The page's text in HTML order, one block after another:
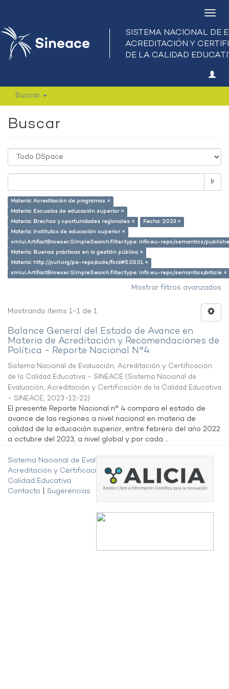
Buscar
Buscar
Ir
Materia: Acreditación de programas ×
Materia: Escuelas de educación superior ×
Materia: Brechas y oportunidades regionales ×
Fecha: 2023 ×
Materia: Institutos de educación superior ×
xmlui.ArtifactBrowser.SimpleSearch.filter.type: info:eu-repo/semantics/
Materia: Buenas prácticas en la gestión pública ×
Materia: http://purl.org/pe-repo/ocde/ford#5.03.01 ×
xmlui.ArtifactBrowser.SimpleSearch.filter.type: info:eu-repo/semantics/article ×
Mostrar filtros avanzados
Mostrando ítems 1-1 de 1
Balance General del Estado de Avance en
Materia de Acreditación y Recomendaciones de
Política - Reporte Nacional N°4.
Sistema Nacional de Evaluación, Acreditación y Certificación
de la Calidad Educativa - SINEACE (Sistema Nacional de
Evaluación, Acreditación y Certificación de la Calidad Educativa
- SINEACE, 2023-12-22)
El presente Reporte Nacional n° 4 compara el estado de
avance de las regiones a nivel nacional en materia de
calidad de la educación superior, entre febrero del año 2022
a octubre del 2023, a nivel global y por cada ...
Sistema Nacional de Evaluación,
Acreditación y Certificación de la
Calidad Educativa
Contacto
Sugerencias